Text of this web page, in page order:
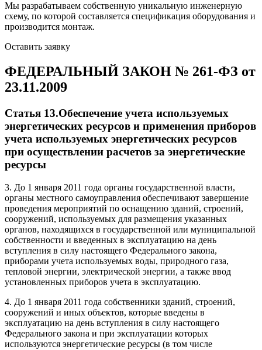
Мы разрабатываем собственную уникальную инженерную
схему, по которой составляется спецификация оборудования и
производится монтаж.
Оставить заявку
ФЕДЕРАЛЬНЫЙ ЗАКОН № 261-ФЗ от
23.11.2009
Статья 13.Обеспечение учета используемых
энергетических ресурсов и применения приборов
учета используемых энергетических ресурсов
при осуществлении расчетов за энергетические
ресурсы
3. До 1 января 2011 года органы государственной власти,
органы местного самоуправления обеспечивают завершение
проведения мероприятий по оснащению зданий, строений,
сооружений, используемых для размещения указанных
органов, находящихся в государственной или муниципальной
собственности и введенных в эксплуатацию на день
вступления в силу настоящего Федерального закона,
приборами учета используемых воды, природного газа,
тепловой энергии, электрической энергии, а также ввод
установленных приборов учета в эксплуатацию.
4. До 1 января 2011 года собственники зданий, строений,
сооружений и иных объектов, которые введены в
эксплуатацию на день вступления в силу настоящего
Федерального закона и при эксплуатации которых
используются энергетические ресурсы (в том числе